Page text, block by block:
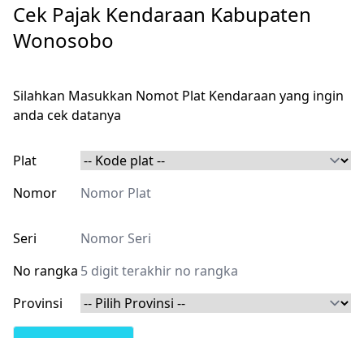
Cek Pajak Kendaraan Kabupaten
Wonosobo
Silahkan Masukkan Nomot Plat Kendaraan yang ingin
anda cek datanya
Plat
Nomor
Seri
No rangka
Provinsi